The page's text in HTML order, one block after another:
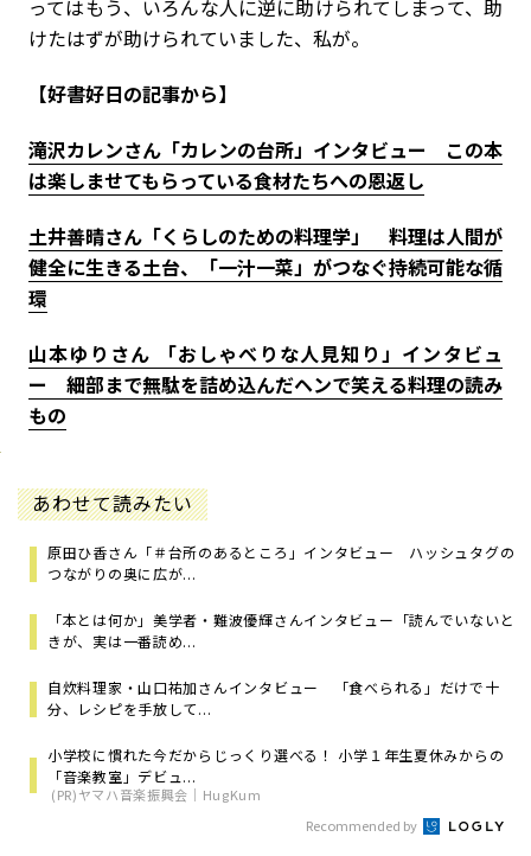
ってはもう、いろんな人に逆に助けられてしまって、助
けたはずが助けられていました、私が。
【好書好日の記事から】
滝沢カレンさん「カレンの台所」インタビュー この本
は楽しませてもらっている食材たちへの恩返し
土井善晴さん「くらしのための料理学」 料理は人間が
健全に生きる土台、「一汁一菜」がつなぐ持続可能な循
環
山本ゆりさん 「おしゃべりな人見知り」インタビュ
ー 細部まで無駄を詰め込んだヘンで笑える料理の読み
もの
あわせて読みたい
原田ひ香さん「＃台所のあるところ」インタビュー ハッシュタグの
つながりの奥に広が...
「本とは何か」美学者・難波優輝さんインタビュー「読んでいないと
きが、実は一番読め...
自炊料理家・山口祐加さんインタビュー 「食べられる」だけで十
分、レシピを手放して...
小学校に慣れた今だからじっくり選べる！ 小学１年生夏休みからの
「音楽教室」デビュ...
(PR)ヤマハ音楽振興会｜HugKum
Recommended by